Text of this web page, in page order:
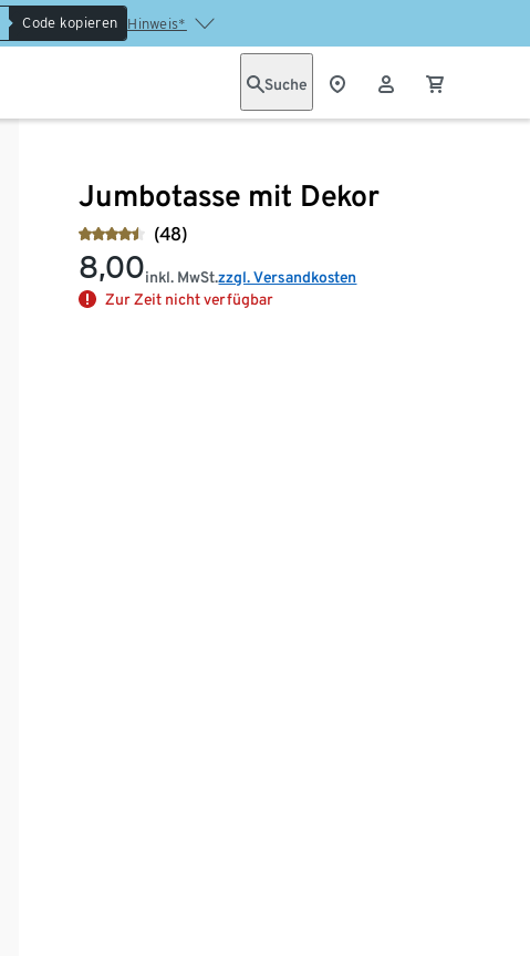
Code kopieren Hinweis*
Suche
Jumbotasse mit Dekor
(48)
8,00inkl. MwSt.zzgl. Versandkosten
Zur Zeit nicht verfügbar